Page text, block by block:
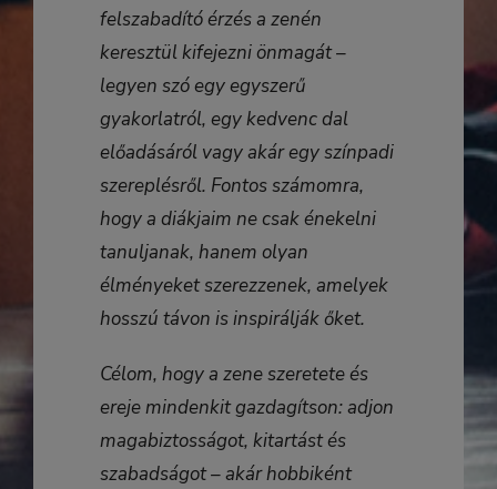
felszabadító érzés a zenén
keresztül kifejezni önmagát –
legyen szó egy egyszerű
gyakorlatról, egy kedvenc dal
előadásáról vagy akár egy színpadi
szereplésről. Fontos számomra,
hogy a diákjaim ne csak énekelni
tanuljanak, hanem olyan
élményeket szerezzenek, amelyek
hosszú távon is inspirálják őket.
Célom, hogy a zene szeretete és
ereje mindenkit gazdagítson: adjon
magabiztosságot, kitartást és
szabadságot – akár hobbiként